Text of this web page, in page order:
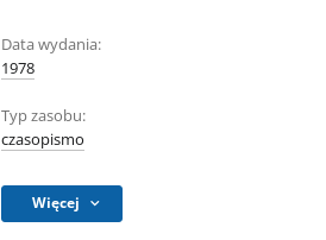
Data wydania:
1978
Typ zasobu:
czasopismo
Więcej